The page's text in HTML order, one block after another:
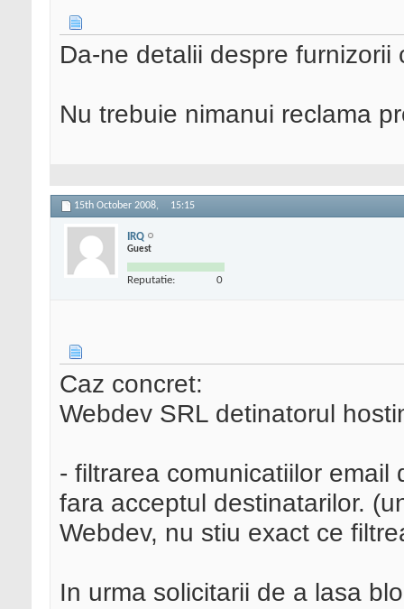
Da-ne detalii despre
Nu trebuie nimanui reclama
15th October 2008, 15:15
IRQ
Guest
Reputatie: 0
Caz concret:
Webdev SRL detinatorul
- filtrarea comunicatiilor
fara acceptul destinatarilor.
Webdev, nu stiu exact ce
In urma solicitarii de a lasa